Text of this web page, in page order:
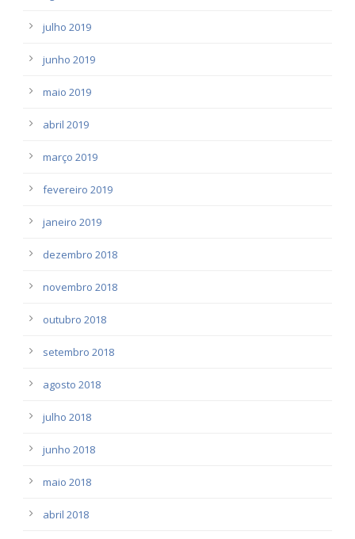
julho 2019
junho 2019
maio 2019
abril 2019
março 2019
fevereiro 2019
janeiro 2019
dezembro 2018
novembro 2018
outubro 2018
setembro 2018
agosto 2018
julho 2018
junho 2018
maio 2018
abril 2018